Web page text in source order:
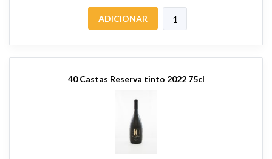
ADICIONAR
40 Castas Reserva tinto 2022 75cl